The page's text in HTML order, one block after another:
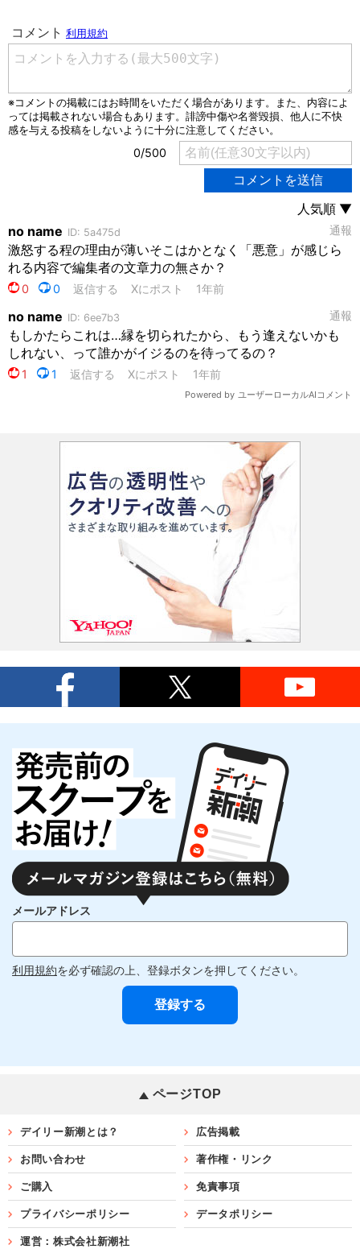
メールアドレス
利用規約を必ず確認の上、登録ボタンを押してください。
ページTOP
デイリー新潮とは？ 広告掲載
お問い合わせ 著作権・リンク
ご購入 免責事項
プライバシーポリシー データポリシー
運営：株式会社新潮社